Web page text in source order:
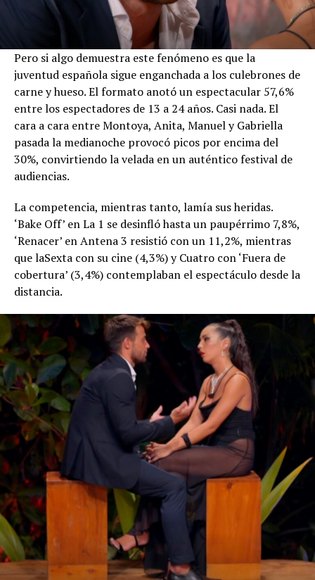
Pero si algo demuestra este fenómeno es que la
juventud española sigue enganchada a los culebrones de
carne y hueso. El formato anotó un espectacular 57,6%
entre los espectadores de 13 a 24 años. Casi nada. El
cara a cara entre Montoya, Anita, Manuel y Gabriella
pasada la medianoche provocó picos por encima del
30%, convirtiendo la velada en un auténtico festival de
audiencias.
La competencia, mientras tanto, lamía sus heridas.
‘Bake Off’ en La 1 se desinfló hasta un paupérrimo 7,8%,
‘Renacer’ en Antena 3 resistió con un 11,2%, mientras
que laSexta con su cine (4,3%) y Cuatro con ‘Fuera de
cobertura’ (3,4%) contemplaban el espectáculo desde la
distancia.